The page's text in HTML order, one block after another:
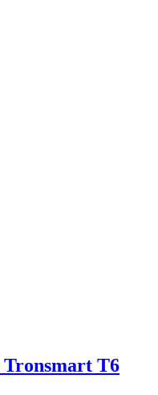
T6